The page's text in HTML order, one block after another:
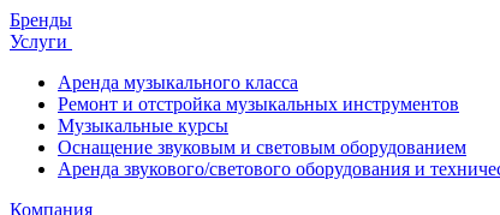
Бренды
Услуги
Аренда музыкального класса
Ремонт и отстройка музыкальных инструментов
Музыкальные курсы
Оснащение звуковым и световым оборудованием
Аренда звукового/светового оборудования и
Компания